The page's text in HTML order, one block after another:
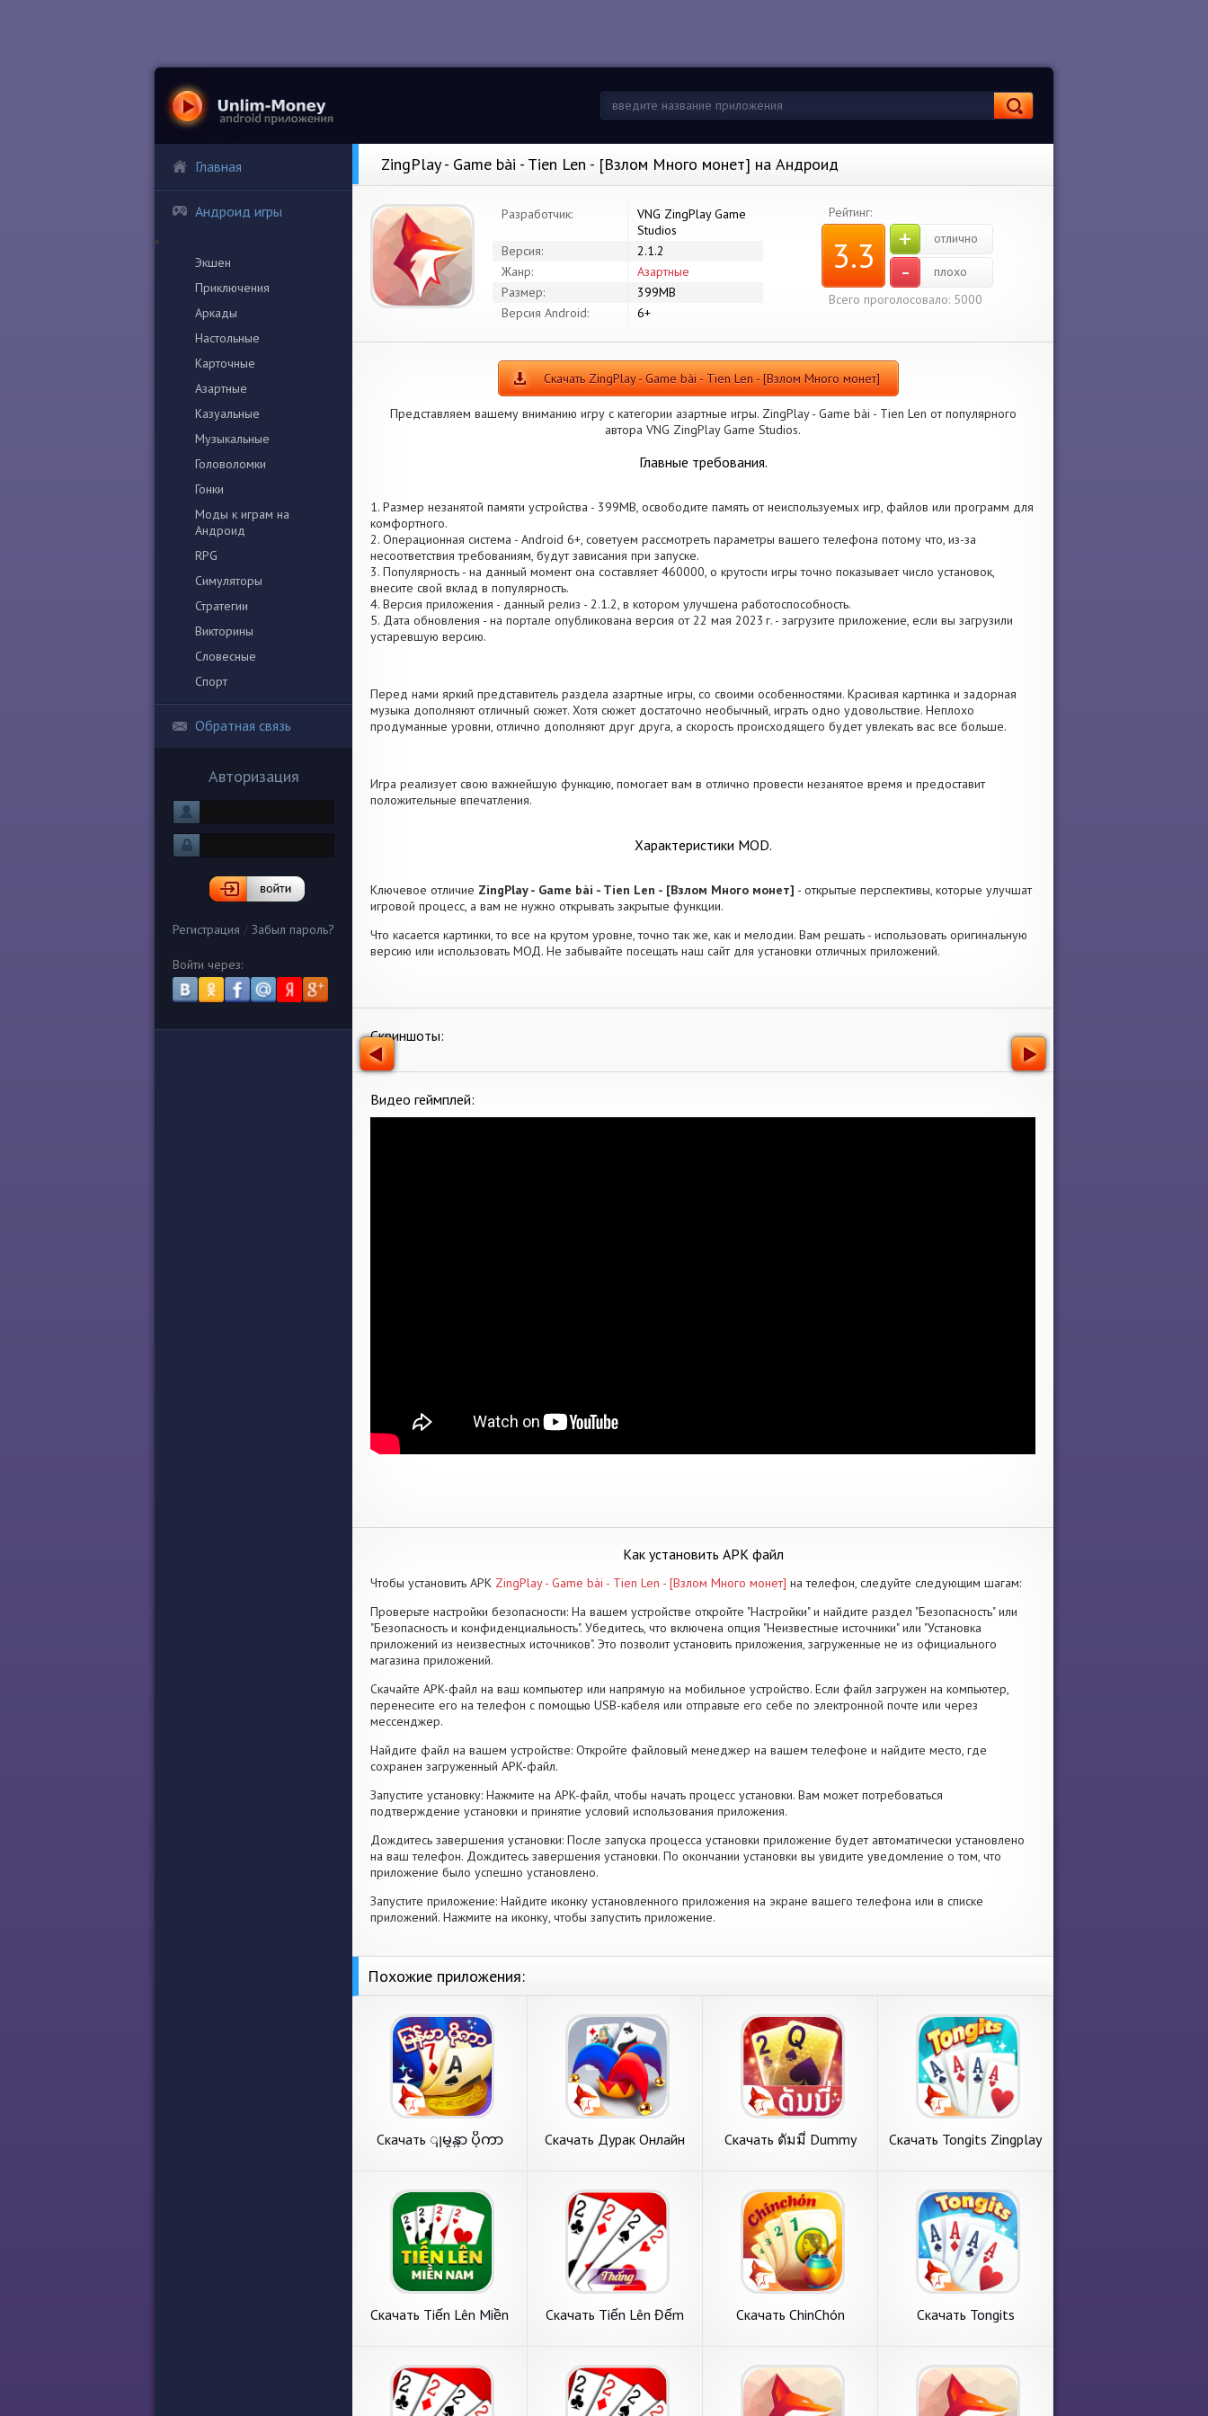
Главная
Андроид игры
Экшен
Приключения
Аркады
Настольные
Карточные
Азартные
Казуальные
Музыкальные
Головоломки
Гонки
Моды к играм на
Андроид
RPG
Симуляторы
Стратегии
Викторины
Словесные
Спорт
Обратная связь
Авторизация
Регистрация / Забыл пароль?
Войти через:
ZingPlay - Game bài - Tien Len - [Взлом Много монет] на Андроид
Разработчик:
VNG ZingPlay Game
Studios
Версия:
2.1.2
Жанр:
Азартные
Размер:
399MB
Версия Android:
6+
Рейтинг:
3.3 + отлично
-
плохо
Всего проголосовало: 5000
Скачать ZingPlay - Game bài - Tien Len - [Взлом Много монет]
Представляем вашему вниманию игру с категории азартные игры. ZingPlay - Game bài - Tien Len от популярного
автора VNG ZingPlay Game Studios.
Главные требования.
1. Размер незанятой памяти устройства - 399MB, освободите память от неиспользуемых игр, файлов или программ для
комфортного.
2. Операционная система - Android 6+, советуем рассмотреть параметры вашего телефона потому что, из-за
несоответствия требованиям, будут зависания при запуске.
3. Популярность - на данный момент она составляет 460000, о крутости игры точно показывает число установок,
внесите свой вклад в популярность.
4. Версия приложения - данный релиз - 2.1.2, в котором улучшена работоспособность.
5. Дата обновления - на портале опубликована версия от 22 мая 2023 г. - загрузите приложение, если вы загрузили
устаревшую версию.
Перед нами яркий представитель раздела азартные игры, со своими особенностями. Красивая картинка и задорная
музыка дополняют отличный сюжет. Хотя сюжет достаточно необычный, играть одно удовольствие. Неплохо
продуманные уровни, отлично дополняют друг друга, а скорость происходящего будет увлекать вас все больше.
Игра реализует свою важнейшую функцию, помогает вам в отлично провести незанятое время и предоставит
положительные впечатления.
Характеристики MOD.
Ключевое отличие ZingPlay - Game bài - Tien Len - [Взлом Много монет] - открытые перспективы, которые улучшат
игровой процесс, а вам не нужно открывать закрытые функции.
Что касается картинки, то все на крутом уровне, точно так же, как и мелодии. Вам решать - использовать оригинальную
версию или использовать МОД. Не забывайте посещать наш сайт для установки отличных приложений.
Скриншоты:
Видео геймплей:
Как установить APK файл
Чтобы установить APK ZingPlay - Game bài - Tien Len - [Взлом Много монет] на телефон, следуйте следующим шагам:
Проверьте настройки безопасности: На вашем устройстве откройте "Настройки" и найдите раздел "Безопасность" или
"Безопасность и конфиденциальность". Убедитесь, что включена опция "Неизвестные источники" или "Установка
приложений из неизвестных источников". Это позволит установить приложения, загруженные не из официального
магазина приложений.
Скачайте APK-файл на ваш компьютер или напрямую на мобильное устройство. Если файл загружен на компьютер,
перенесите его на телефон с помощью USB-кабеля или отправьте его себе по электронной почте или через
мессенджер.
Найдите файл на вашем устройстве: Откройте файловый менеджер на вашем телефоне и найдите место, где
сохранен загруженный APK-файл.
Запустите установку: Нажмите на APK-файл, чтобы начать процесс установки. Вам может потребоваться
подтверждение установки и принятие условий использования приложения.
Дождитесь завершения установки: После запуска процесса установки приложение будет автоматически установлено
на ваш телефон. Дождитесь завершения установки. По окончании установки вы увидите уведомление о том, что
приложение было успешно установлено.
Запустите приложение: Найдите иконку установленного приложения на экране вашего телефона или в списке
приложений. Нажмите на иконку, чтобы запустить приложение.
Похожие приложения:
Скачать ျမန္မာ ပိုကာ
Андроид
Скачать ျမန္မာ ပိုကာ
ZingPlay 13 ခ်ပ္ [Взлом
Много монет] APK на
Андроид
Новый обзор на игру с
раздела карточные игры.
ျမန္မာ ပိုကာ ZingPlay 13 ခ်ပ္
от классного
разработчика VNG
ZingPlay Studio. Главные
требования.
подробнее
Скачать Дурак Онлайн
Скачать Дурак Онлайн
ZingPlay [Взлом Много
монет] APK на
Андроид
Сегодня на обзоре
обсудим игру с пункта
меню карточные игры.
Дурак Онлайн ZingPlay от
крутого автора VNG
ZingPlay Game Studios.
Основные
подробнее
Скачать ดัมมี่ Dummy
Андроид
Скачать ดัมมี่ Dummy
ZingPlay - เกมไพ่
[Взлом Много монет]
APK на Андроид
Рассмотрим игру с
категории азартные игры.
ดัมมี่ Dummy ZingPlay - เกม
ไพ่ от известного издателя
VNG ZingPlay Studio.
Системные требования. 1.
подробнее
Скачать Tongits Zingplay
APK на Андроид
Скачать Tongits
Zingplay - Card Game
[Взлом Бесконечные
монеты] APK на
Андроид
Представляем вашему
вниманию игру с пункта
меню азартные игры.
Tongits Zingplay - Card
Game от классного
издателя VNG ZingPlay
Studio. Главные
подробнее
Скачать Tiến Lên Miền
Андроид
Скачать Tiến Lên Miền
Nam Offline [Взлом
Много монет] APK на
Сегодня на обзоре
обсудим игру с пункта
Скачать Tiến Lên Đếm
Андроид
Скачать Tiến Lên Đếm
Lá - Tien Len [Взлом
Много денег] APK на
Рассмотрим игру с пункта
меню карточные игры. Tiến
Скачать ChinChón
деньги] APK на Андроид
Скачать ChinChón
Zingplay Juego Online
[Взлом Бесконечные
Рассмотрим игру с раздела
карточные игры. ChinChón
Скачать Tongits
APK на Андроид
Скачать Tongits
ZingPlay-Fun
Challenge [Взлом
Сегодня на обзоре
обсудим игру с раздела